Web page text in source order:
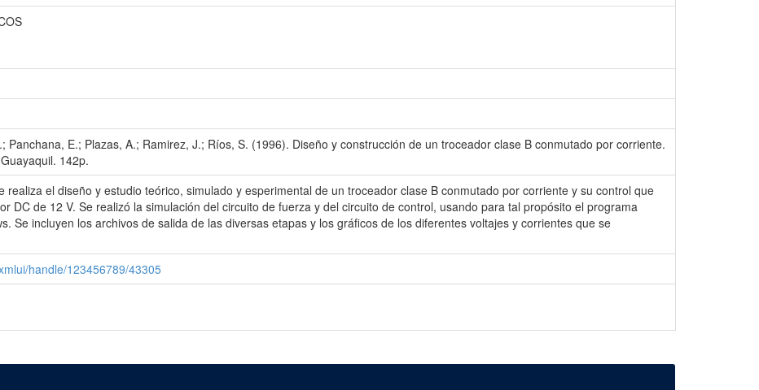
Panchana, E.; Plazas, A.; Ramirez, J.; Ríos, S. (1996). Diseño y construcción de un troceador clase B conmutado por corriente.
142p.
realiza el diseño y estudio teórico, simulado y esperimental de un troceador clase B conmutado por corriente y su control que
DC de 12 V. Se realizó la simulación del circuito de fuerza y del circuito de control, usando para tal propósito el programa
Se incluyen los archivos de salida de las diversas etapas y los gráficos de los diferentes voltajes y corrientes que se
handle/123456789/43305